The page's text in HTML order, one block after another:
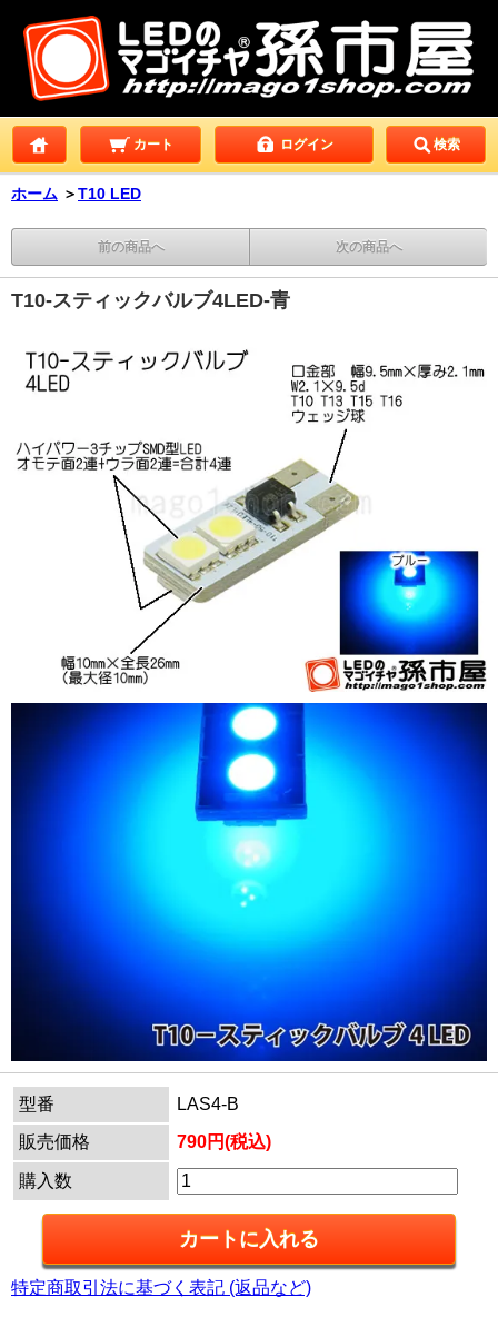
カート ログイン 検索
ホーム ＞T10 LED
前の商品へ 次の商品へ
T10-スティックバルブ4LED-青
型番
LAS4-B
販売価格
790円(税込)
購入数
特定商取引法に基づく表記 (返品など)